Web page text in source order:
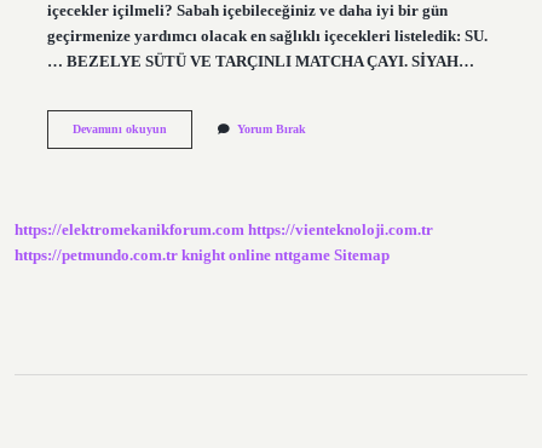
içecekler içilmeli? Sabah içebileceğiniz ve daha iyi bir gün
geçirmenize yardımcı olacak en sağlıklı içecekleri listeledik: SU.
… BEZELYE SÜTÜ VE TARÇINLI MATCHA ÇAYI. SİYAH…
Devamını okuyunSağlıklı
Yorum Bırak
https://elektromekanikforum.com https://vienteknoloji.com.tr
https://petmundo.com.tr knight online nttgame Sitemap